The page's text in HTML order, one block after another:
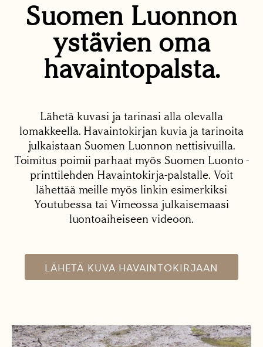
Suomen Luonnon
ystävien oma
havaintopalsta.
Lähetä kuvasi ja tarinasi alla olevalla
lomakkeella. Havaintokirjan kuvia ja tarinoita
julkaistaan Suomen Luonnon nettisivuilla.
Toimitus poimii parhaat myös Suomen Luonto -
printtilehden Havaintokirja-palstalle. Voit
lähettää meille myös linkin esimerkiksi
Youtubessa tai Vimeossa julkaisemaasi
luontoaiheiseen videoon.
LÄHETÄ KUVA HAVAINTOKIRJAAN